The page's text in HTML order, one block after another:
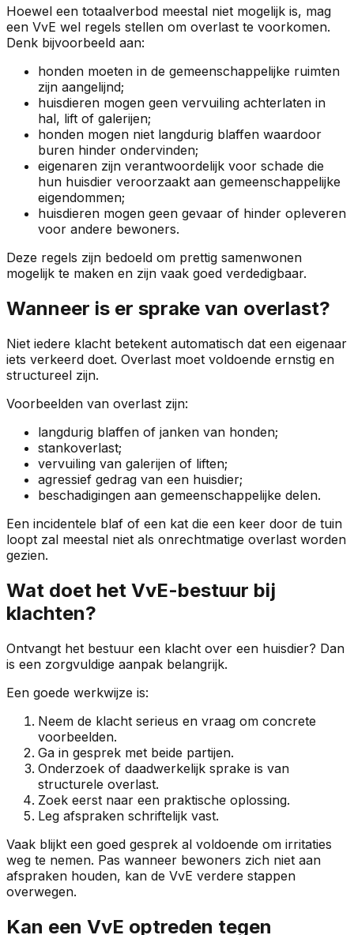
Hoewel een totaalverbod meestal niet mogelijk is, mag
een VvE wel regels stellen om overlast te voorkomen.
Denk bijvoorbeeld aan:
honden moeten in de gemeenschappelijke ruimten
zijn aangelijnd;
huisdieren mogen geen vervuiling achterlaten in
hal, lift of galerijen;
honden mogen niet langdurig blaffen waardoor
buren hinder ondervinden;
eigenaren zijn verantwoordelijk voor schade die
hun huisdier veroorzaakt aan gemeenschappelijke
eigendommen;
huisdieren mogen geen gevaar of hinder opleveren
voor andere bewoners.
Deze regels zijn bedoeld om prettig samenwonen
mogelijk te maken en zijn vaak goed verdedigbaar.
Wanneer is er sprake van overlast?
Niet iedere klacht betekent automatisch dat een eigenaar
iets verkeerd doet. Overlast moet voldoende ernstig en
structureel zijn.
Voorbeelden van overlast zijn:
langdurig blaffen of janken van honden;
stankoverlast;
vervuiling van galerijen of liften;
agressief gedrag van een huisdier;
beschadigingen aan gemeenschappelijke delen.
Een incidentele blaf of een kat die een keer door de tuin
loopt zal meestal niet als onrechtmatige overlast worden
gezien.
Wat doet het VvE-bestuur bij
klachten?
Ontvangt het bestuur een klacht over een huisdier? Dan
is een zorgvuldige aanpak belangrijk.
Een goede werkwijze is:
Neem de klacht serieus en vraag om concrete
voorbeelden.
Ga in gesprek met beide partijen.
Onderzoek of daadwerkelijk sprake is van
structurele overlast.
Zoek eerst naar een praktische oplossing.
Leg afspraken schriftelijk vast.
Vaak blijkt een goed gesprek al voldoende om irritaties
weg te nemen. Pas wanneer bewoners zich niet aan
afspraken houden, kan de VvE verdere stappen
overwegen.
Kan een VvE optreden tegen